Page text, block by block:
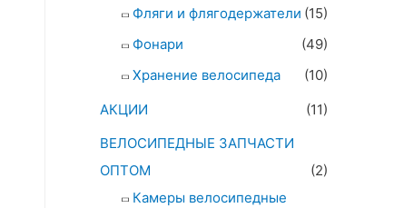
Фляги и флягодержатели (15)
Фонари
(49)
Хранение велосипеда
(10)
АКЦИИ
(11)
ВЕЛОСИПЕДНЫЕ ЗАПЧАСТИ
ОПТОМ
(2)
Камеры велосипедные